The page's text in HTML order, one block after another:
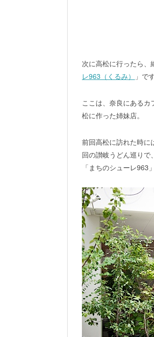
次に高松に行ったら
レ963（くるみ）
」で
ここは、奈良にあるカ
松に作った姉妹店。
前回高松に訪れた時に
回の讃岐うどん巡り
「まちのシューレ963